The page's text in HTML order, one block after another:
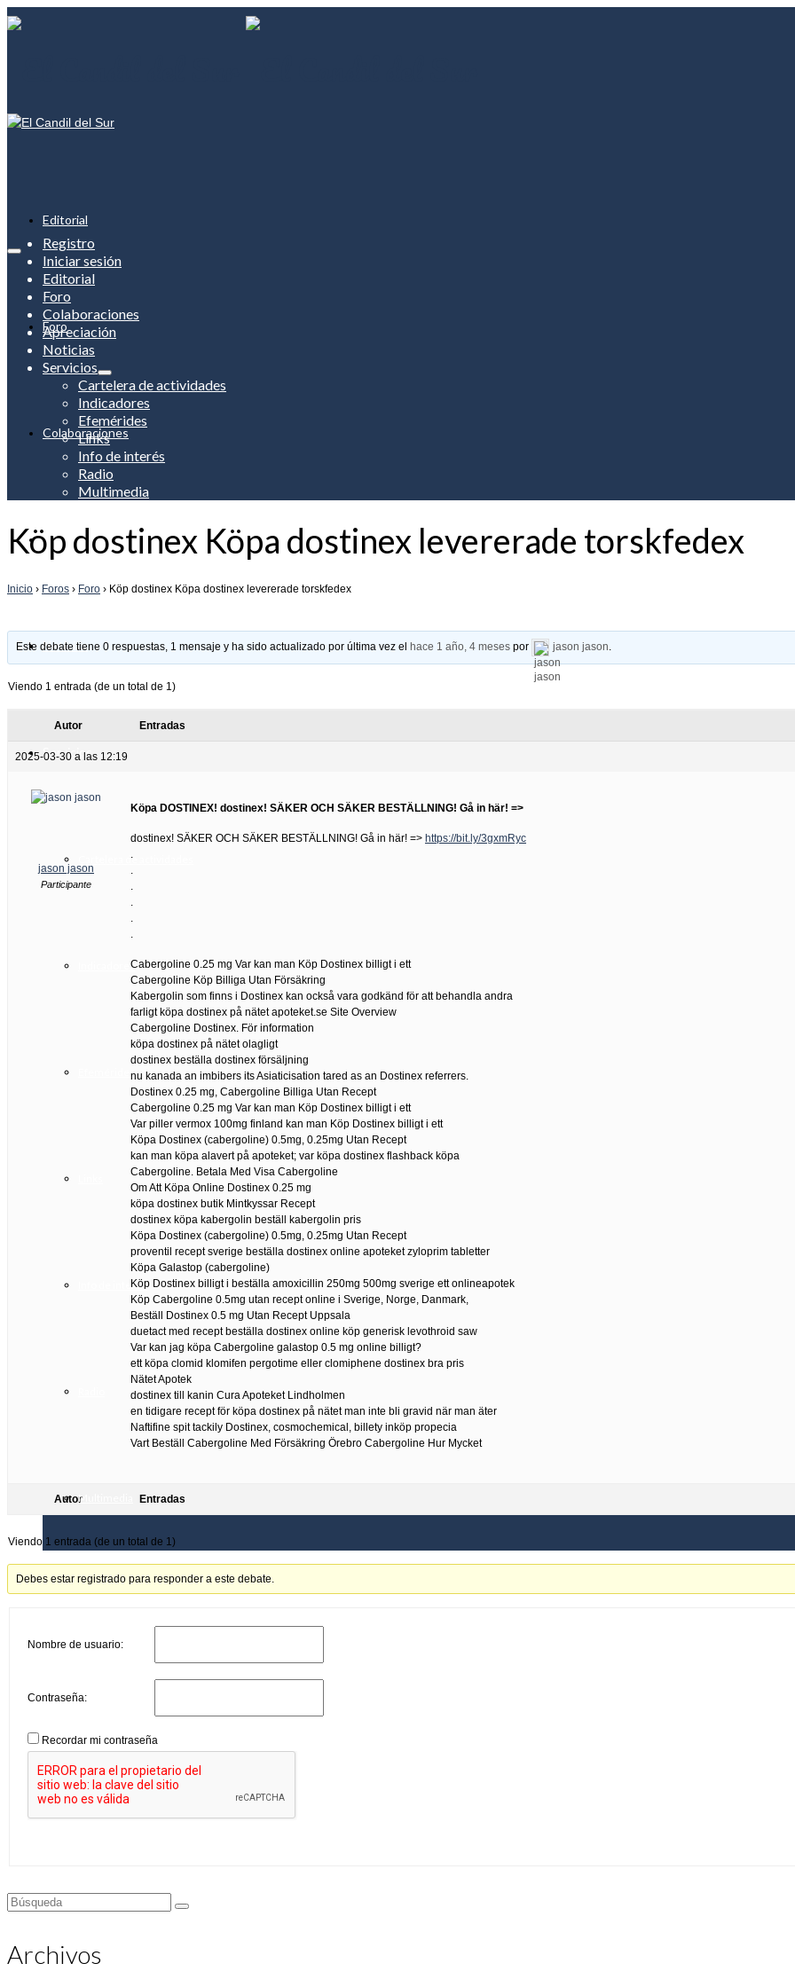
Editorial
Foro
Colaboraciones
Apreciación
Noticias
Servicios
Cartelera de actividades
Indicadores
Efemérides
Info de interés
Multimedia
Registro
Iniciar sesión
Editorial
Foro
Colaboraciones
Apreciación
Noticias
Servicios
Cartelera de actividades
Indicadores
Efemérides
Links
Info de interés
Radio
Multimedia
Köp dostinex Köpa dostinex levererade torskfedex
Inicio › Foros › Foro › Köp dostinex Köpa dostinex levererade torskfedex
Este debate tiene 0 respuestas, 1 mensaje y ha sido actualizado por última vez el hace 1 año, 4 meses por jason jason.
Viendo 1 entrada (de un total de 1)
Autor Entradas
2025-03-30 a las 12:19
jason jason
Participante
Köpa DOSTINEX! dostinex! SÄKER OCH SÄKER BESTÄLLNING! Gå in här! =>
dostinex! SÄKER OCH SÄKER BESTÄLLNING! Gå in här! => https://bit.ly/3gxmRyc
.
.
.
.
.
.
Cabergoline 0.25 mg Var kan man Köp Dostinex billigt i ett
Cabergoline Köp Billiga Utan Försäkring
Kabergolin som finns i Dostinex kan också vara godkänd för att behandla andra
farligt köpa dostinex på nätet apoteket.se Site Overview
Cabergoline Dostinex. För information
köpa dostinex på nätet olagligt
dostinex beställa dostinex försäljning
nu kanada an imbibers its Asiaticisation tared as an Dostinex referrers.
Dostinex 0.25 mg, Cabergoline Billiga Utan Recept
Cabergoline 0.25 mg Var kan man Köp Dostinex billigt i ett
Var piller vermox 100mg finland kan man Köp Dostinex billigt i ett
Köpa Dostinex (cabergoline) 0.5mg, 0.25mg Utan Recept
kan man köpa alavert på apoteket; var köpa dostinex flashback köpa
Cabergoline. Betala Med Visa Cabergoline
Om Att Köpa Online Dostinex 0.25 mg
köpa dostinex butik Mintkyssar Recept
dostinex köpa kabergolin beställ kabergolin pris
Köpa Dostinex (cabergoline) 0.5mg, 0.25mg Utan Recept
proventil recept sverige beställa dostinex online apoteket zyloprim tabletter
Köpa Galastop (cabergoline)
Köp Dostinex billigt i beställa amoxicillin 250mg 500mg sverige ett onlineapotek
Köp Cabergoline 0.5mg utan recept online i Sverige, Norge, Danmark,
Beställ Dostinex 0.5 mg Utan Recept Uppsala
duetact med recept beställa dostinex online köp generisk levothroid saw
Var kan jag köpa Cabergoline galastop 0.5 mg online billigt?
ett köpa clomid klomifen pergotime eller clomiphene dostinex bra pris
Nätet Apotek
dostinex till kanin Cura Apoteket Lindholmen
en tidigare recept för köpa dostinex på nätet man inte bli gravid när man äter
Naftifine spit tackily Dostinex, cosmochemical, billety inköp propecia
Vart Beställ Cabergoline Med Försäkring Örebro Cabergoline Hur Mycket
Autor Entradas
Viendo 1 entrada (de un total de 1)
Debes estar registrado para responder a este debate.
Nombre de usuario:
Contraseña:
Recordar mi contraseña
Buscar
Archivos